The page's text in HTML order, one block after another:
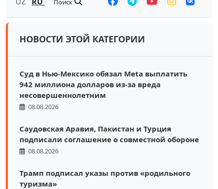
Поиск
НОВОСТИ ЭТОЙ КАТЕГОРИИ
Суд в Нью-Мексико обязал Meta выплатить
942 миллиона долларов из-за вреда
несовершеннолетним
08.08.2026
Саудовская Аравия, Пакистан и Турция
подписали соглашение о совместной обороне
08.08.2026
Трамп подписал указы против «родильного
туризма»